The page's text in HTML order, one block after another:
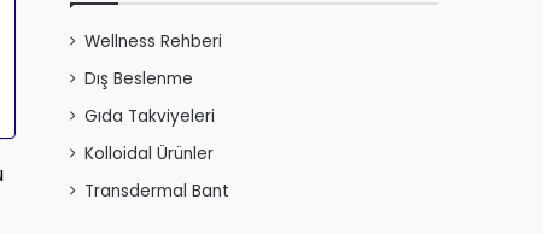
Wellness Rehberi
Dış Beslenme
Gıda Takviyeleri
Kolloidal Ürünler
Transdermal Bant